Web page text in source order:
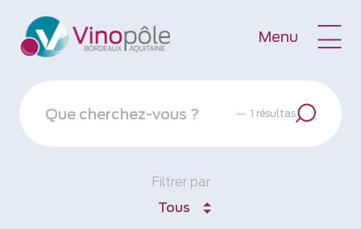
Menu
— 1 résultas
Filtrer par
Tous